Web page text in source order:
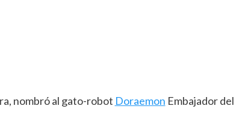
nombró al gato-robot Doraemon Embajador del